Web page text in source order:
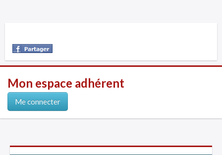
Mon espace adhérent
Me connecter